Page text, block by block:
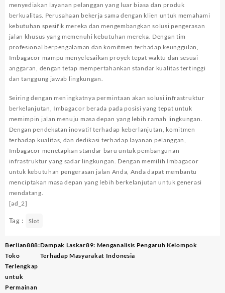
menyediakan layanan pelanggan yang luar biasa dan produk
berkualitas. Perusahaan bekerja sama dengan klien untuk memahami
kebutuhan spesifik mereka dan mengembangkan solusi pengerasan
jalan khusus yang memenuhi kebutuhan mereka. Dengan tim
profesional berpengalaman dan komitmen terhadap keunggulan,
Imbagacor mampu menyelesaikan proyek tepat waktu dan sesuai
anggaran, dengan tetap mempertahankan standar kualitas tertinggi
dan tanggung jawab lingkungan.
Seiring dengan meningkatnya permintaan akan solusi infrastruktur
berkelanjutan, Imbagacor berada pada posisi yang tepat untuk
memimpin jalan menuju masa depan yang lebih ramah lingkungan.
Dengan pendekatan inovatif terhadap keberlanjutan, komitmen
terhadap kualitas, dan dedikasi terhadap layanan pelanggan,
Imbagacor menetapkan standar baru untuk pembangunan
infrastruktur yang sadar lingkungan. Dengan memilih Imbagacor
untuk kebutuhan pengerasan jalan Anda, Anda dapat membantu
menciptakan masa depan yang lebih berkelanjutan untuk generasi
mendatang.
[ad_2]
Tag : Slot
Post
navigation
Berlian888:
Toko
Terlengkap
untuk
Permainan
Dampak Laskar89: Menganalisis Pengaruh Kelompok
Terhadap Masyarakat Indonesia